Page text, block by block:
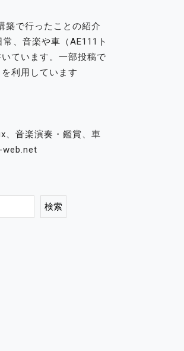
築で行ったことの紹介
、音楽や車（AE111ト
ています。一部投稿で
利用しています
、音楽演奏・鑑賞、車
web.net
検索